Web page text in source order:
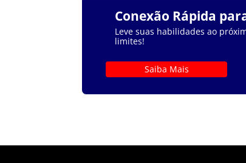
Conexão Rápida
Leve suas habilidades ao
limites!
Saiba Mais